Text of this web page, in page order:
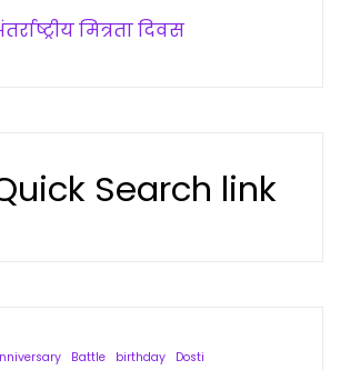
मित्रता दिवस
Search link
Battle birthday Dosti